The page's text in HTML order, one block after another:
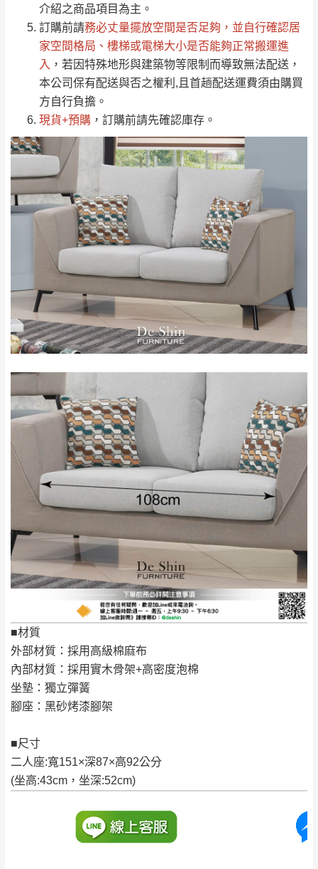
介紹之商品項目為主。
訂購前請務必丈量擺放空間是否足夠 ，並自行確認居
家空間格局、 樓梯或電梯大小是否能夠正常搬運進
入 ，若因特殊地形與建築物等限制而導致無法配送，
本公司保有配送與否之權利,且首趟配送運費須由購買
方自行負擔。
現貨+預購 ，訂購前請先確認庫存。
■材質
外部材質：採用高級棉麻布
內部材質：採用實木骨架+高密度泡棉
坐墊：獨立彈簧
腳座：黑砂烤漆腳架
■尺寸
二人座:寬151×深87×高92公分
(坐高:43cm，坐深:52cm)
免 運
費
＊A108產品另收運費
新竹
峨眉鄉、五峰鄉、
橫山、北埔鄉、尖
石鄉、寶山鄉山
區、新埔山區、芎
台北
新北
雙溪、貢寮、烏
來、平溪、九份、
石門、林口 下福
里、新店山區、三
峽山區、石碇、坪
林、福隆、淡水山
區、北投湖山路、
深坑山區
$ 9,000以上：免
NT$500元
＊A108產品另收運費
苗栗
$ 9,000以上：免
運費
$ 9,000以下：
NT$500元
＊A108產品另收運費
卓蘭鎮、三灣、通
霄山區、西湖、泰
安鄉、大湖鄉、頭
屋、獅潭鄉
配送天數：5~14天
到貨時間：指定送貨日當天以電話聯絡確認
｜周（一）配送部門固定公休無送貨｜
台北市、新北市地區固定每周(三)、(日)兩天收送貨
暫無配送地區 ：
（可於LINE線上詢問 →
加收說明
接單後二日內(不含例假日)，我們客服會與您
電話聯絡或E-Mail通知確認訂單。
（線上客
服 LINE → @dershin）
下單前先詢問是否現貨 ，若未詢問下單後無
現貨我們客服會再來電或E-Mail與您聯絡
（洽詢方式請搜尋 Line ID →
地區恕無法提供運送 (詳見運送規章)。
配送範圍：
苗栗至基隆；其它地區暫不開放，如因特殊
地型限制(山區、鄉、鎮、村)、樓梯太小、無
法搬運上樓等因素，導致無法配送，本公司
保有出貨的權利。
保護物流人員的工作安全，賣家無提供吊掛
服務，若需以吊車或其他的吊掛方式吊運，
費用將由買方自行支付。
因大型傢俱有組裝、配送的問題，並非一般
快速到貨商品，無法指定特定時間送達，司
機當天到貨前皆會再與您通知，讓你不用整
天在家等貨，以節省您的寶貴時間。
由於百貨公司配送較為不易，故暫無法配送
至百貨公司內部。
發票寄送：
若您選擇三聯式或索取兩聯式發票，發票將於商品
完成出貨15個工作天另行寄出，另外約加上2~7個
工作天內送達，如遇國定假日將順延寄送。
退換貨說明：
若收到不良品，請於到貨日起七日內通知本
公司客服人員，我們將為您更換新品，運費
是全新狀態且完整包裝，床墊、床包、枕頭
類產品需為未拆封狀態(請保持商品、附件、
包裝、廠商紙及所有附隨文件或資料之完整
性)，若未依照上述方式處理，恕無法接受退
電腦螢幕的設定色差或解析度等因素， 與實
際商品的顏色、質感稍有不同，如因此而需
訂購前詳加確認。(包含商品尺寸是否合適)。
訂購前請確認商品尺寸，大型物件因為人工